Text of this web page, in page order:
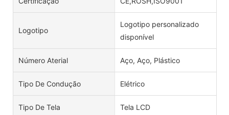
Logotipo
Logotipo personalizado
disponível
Número Aterial Aço, Aço, Plástico
Tipo De Condução Elétrico
Tipo De Tela Tela LCD